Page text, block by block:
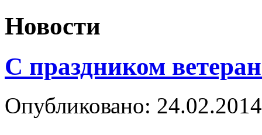
Новости
С праздником
Опубликовано: